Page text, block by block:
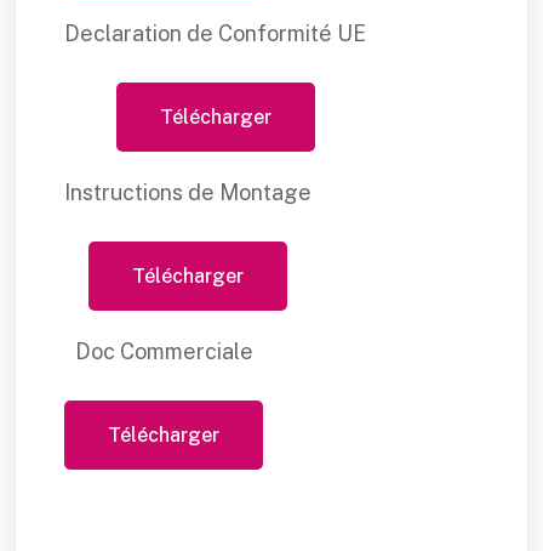
Declaration de Conformité UE
Télécharger
Instructions de Montage
Télécharger
Doc Commerciale
Télécharger